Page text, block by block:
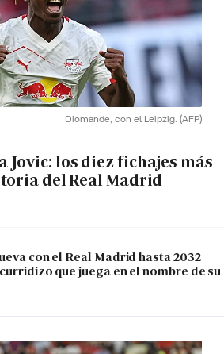
Diomande, con el Leipzig. (AFP)
Jovic: los diez fichajes más
del Real Madrid
con el Real Madrid hasta 2032
que juega en el nombre de su